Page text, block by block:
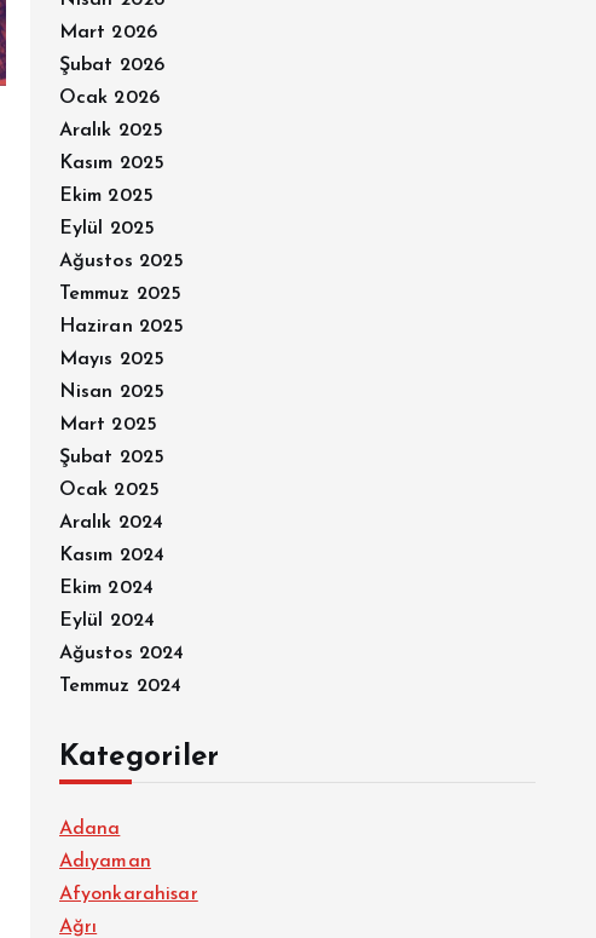
Mart 2026
Şubat 2026
Ocak 2026
Aralık 2025
Kasım 2025
Ekim 2025
Eylül 2025
Ağustos 2025
Temmuz 2025
Haziran 2025
Mayıs 2025
Nisan 2025
Mart 2025
Şubat 2025
Ocak 2025
Aralık 2024
Kasım 2024
Ekim 2024
Eylül 2024
Ağustos 2024
Temmuz 2024
Kategoriler
Adana
Adıyaman
Afyonkarahisar
Ağrı